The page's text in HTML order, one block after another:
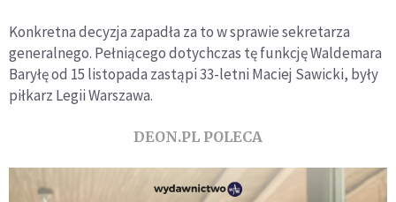
Konkretna decyzja zapadła za to w sprawie sekretarza
generalnego. Pełniącego dotychczas tę funkcję Waldemara
Baryłę od 15 listopada zastąpi 33-letni Maciej Sawicki, były
piłkarz Legii Warszawa.
DEON.PL POLECA